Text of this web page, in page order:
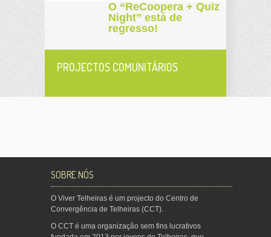
O “ReCoopera + Quiz
Night” está de
regresso!
PROJECTOS COMUNITÁRIOS
SOBRE NÓS
O Viver Telheiras é um projecto do Centro de
Convergência de Telheiras (CCT).
O CCT é uma organização sem fins lucrativos